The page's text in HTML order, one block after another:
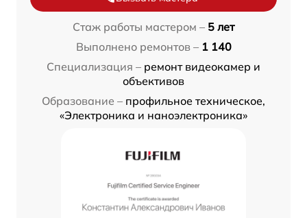
Стаж работы мастером – 5 лет
Выполнено ремонтов – 1 140
Специализация – ремонт видеокамер и
объективов
Образование – профильное техническое,
«Электроника и наноэлектроника»